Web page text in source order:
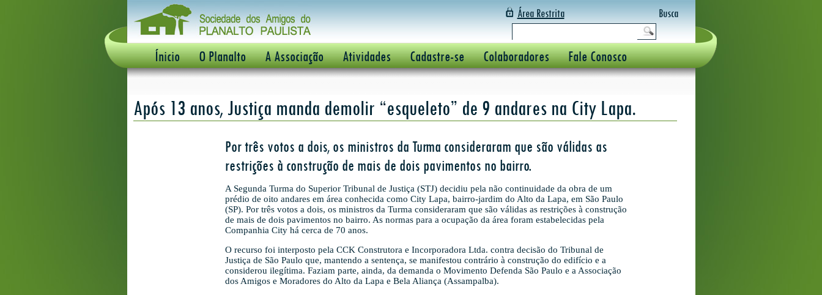
Área Restrita Busca
Ínicio O Planalto A Associação Atividades Cadastre-se Colaboradores Fale Conosco
Após 13 anos, Justiça manda demolir “esqueleto” de 9 andares na City Lapa.
Por três votos a dois, os ministros da Turma consideraram que são válidas as
restrições à construção de mais de dois pavimentos no bairro.
A Segunda Turma do Superior Tribunal de Justiça (STJ) decidiu pela não continuidade da obra de um
prédio de oito andares em área conhecida como City Lapa, bairro-jardim do Alto da Lapa, em São Paulo
(SP). Por três votos a dois, os ministros da Turma consideraram que são válidas as restrições à construção
de mais de dois pavimentos no bairro. As normas para a ocupação da área foram estabelecidas pela
Companhia City há cerca de 70 anos.
O recurso foi interposto pela CCK Construtora e Incorporadora Ltda. contra decisão do Tribunal de
Justiça de São Paulo que, mantendo a sentença, se manifestou contrário à construção do edifício e a
considerou ilegítima. Faziam parte, ainda, da demanda o Movimento Defenda São Paulo e a Associação
dos Amigos e Moradores do Alto da Lapa e Bela Aliança (Assampalba).